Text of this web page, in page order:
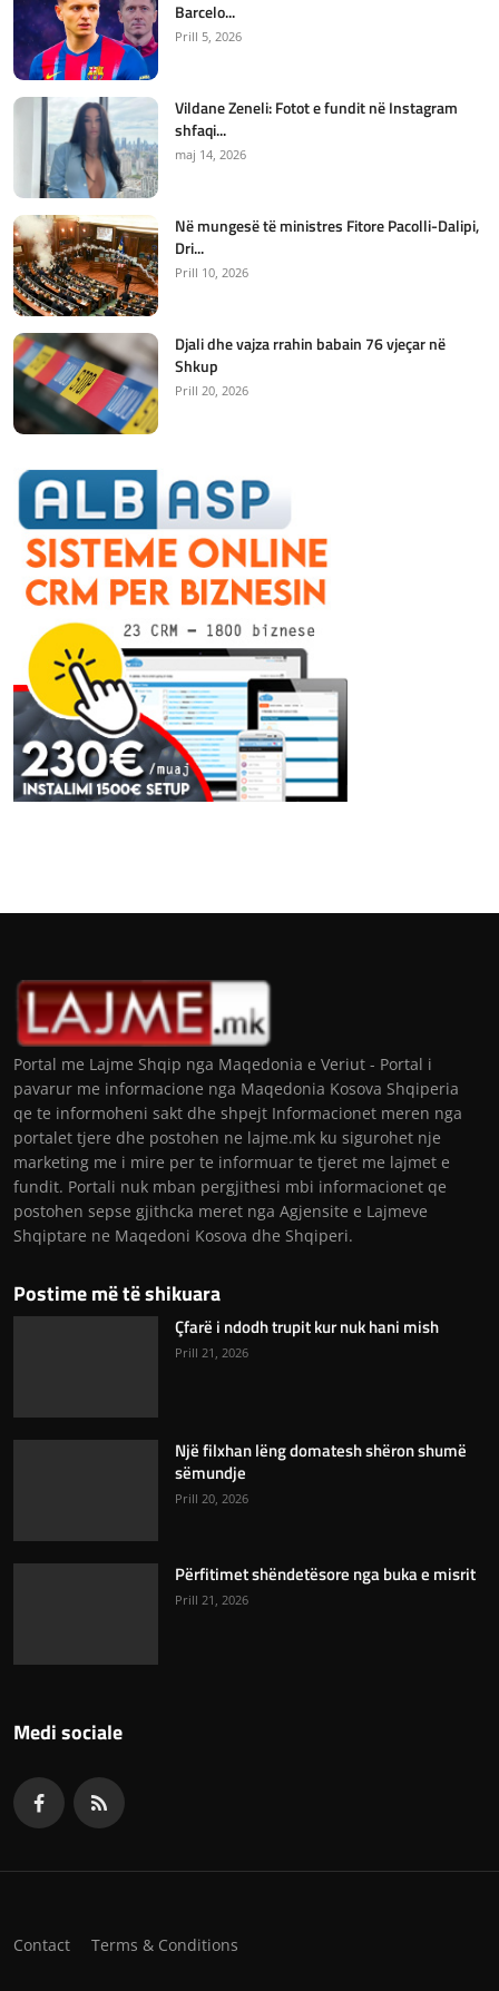
Barcelo...
Prill 5, 2026
Vildane Zeneli: Fotot e fundit në Instagram
shfaqi...
maj 14, 2026
Në mungesë të ministres Fitore Pacolli-Dalipi,
Dri...
Prill 10, 2026
Djali dhe vajza rrahin babain 76 vjeçar në
Shkup
Prill 20, 2026
Portal me Lajme Shqip nga Maqedonia e Veriut - Portal i
pavarur me informacione nga Maqedonia Kosova Shqiperia
qe te informoheni sakt dhe shpejt Informacionet meren nga
portalet tjere dhe postohen ne lajme.mk ku sigurohet nje
marketing me i mire per te informuar te tjeret me lajmet e
fundit. Portali nuk mban pergjithesi mbi informacionet qe
postohen sepse gjithcka meret nga Agjensite e Lajmeve
Shqiptare ne Maqedoni Kosova dhe Shqiperi.
Postime më të shikuara
Çfarë i ndodh trupit kur nuk hani mish
Prill 21, 2026
Një filxhan lëng domatesh shëron shumë
sëmundje
Prill 20, 2026
Përfitimet shëndetësore nga buka e misrit
Prill 21, 2026
Medi sociale
Contact Terms & Conditions